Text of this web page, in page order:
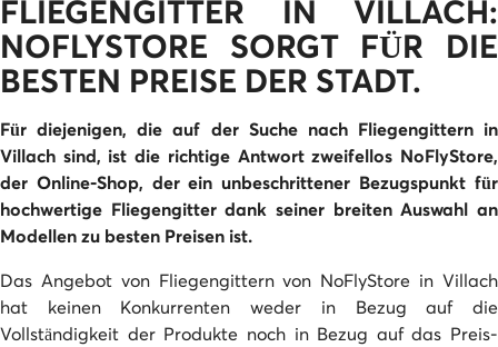
FLIEGENGITTER IN VILLACH:
NOFLYSTORE SORGT FÜR DIE
BESTEN PREISE DER STADT.
Für diejenigen, die auf der Suche nach Fliegengittern in
Villach sind, ist die richtige Antwort zweifellos NoFlyStore,
der Online-Shop, der ein unbeschrittener Bezugspunkt für
hochwertige Fliegengitter dank seiner breiten Auswahl an
Modellen zu besten Preisen ist.
Das Angebot von Fliegengittern von NoFlyStore in Villach
hat keinen Konkurrenten weder in Bezug auf die
Vollständigkeit der Produkte noch in Bezug auf das Preis-